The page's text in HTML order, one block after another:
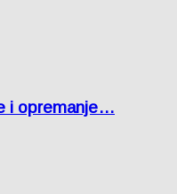
i opremanje…